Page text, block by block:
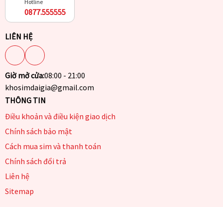
Hotline
0877.555555
LIÊN HỆ
Giờ mở cửa:08:00 - 21:00
khosimdaigia@gmail.com
THÔNG TIN
Điều khoản và điều kiện giao dịch
Chính sách bảo mật
Cách mua sim và thanh toán
Chính sách đổi trả
Liên hệ
Sitemap